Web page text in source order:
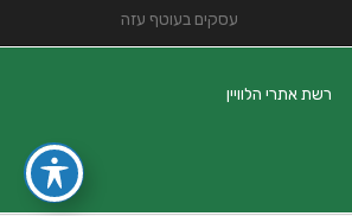
עסקים בעוטף עזה
רשת אתרי הלוויין